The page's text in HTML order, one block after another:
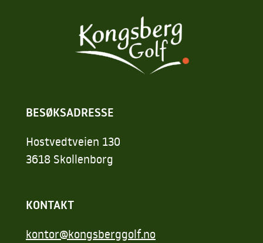
BESØKSADRESSE
Hostvedtveien 130
3618 Skollenborg
KONTAKT
kontor@kongsberggolf.no